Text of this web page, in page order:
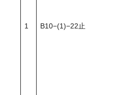
1 B10−(1)−22止